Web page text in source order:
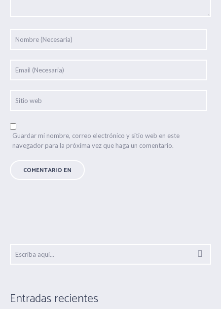
Guardar mi nombre, correo electrónico y sitio web en este
navegador para la próxima vez que haga un comentario.
Entradas recientes